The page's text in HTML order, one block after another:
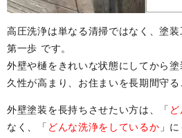
高圧洗浄は単なる清掃ではなく、塗
第一歩 です。
外壁や樋をきれいな状態にしてから
久性が高まり、お住まいを長期間守る
外壁塗装を長持ちさせたい方は、「
なく、「 どんな洗浄をしているか 」